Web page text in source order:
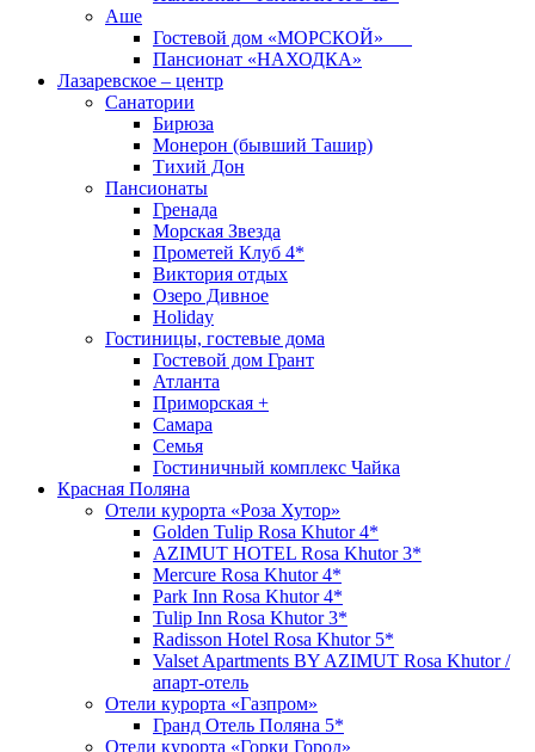
Аше
Гостевой дом «МОРСКОЙ»
Пансионат «НАХОДКА»
Лазаревское – центр
Санатории
Бирюза
Монерон (бывший Ташир)
Тихий Дон
Пансионаты
Гренада
Морская Звезда
Прометей Клуб 4*
Виктория отдых
Озеро Дивное
Holiday
Гостиницы, гостевые дома
Гостевой дом Грант
Атланта
Приморская +
Самара
Семья
Гостиничный комплекс Чайка
Красная Поляна
Отели курорта «Роза Хутор»
Golden Tulip Rosa Khutor 4*
AZIMUT HOTEL Rosa Khutor 3*
Mercure Rosa Khutor 4*
Park Inn Rosa Khutor 4*
Tulip Inn Rosa Khutor 3*
Radisson Hotel Rosa Khutor 5*
Valset Apartments BY AZIMUT Rosa Khutor /
апарт-отель
Отели курорта «Газпром»
Гранд Отель Поляна 5*
Отели курорта «Горки Город»